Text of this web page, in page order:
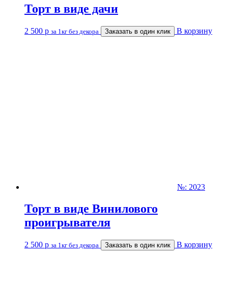
Торт в виде дачи
2 500 р за 1кг без декора Заказать в один клик В корзину
№: 2023
Торт в виде Винилового
проигрывателя
2 500 р за 1кг без декора Заказать в один клик В корзину